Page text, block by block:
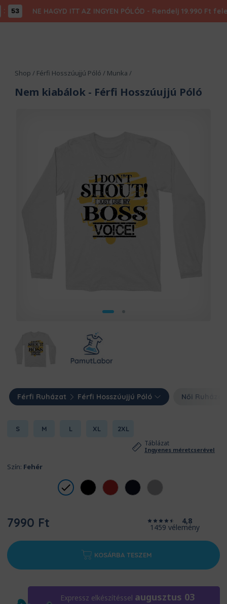
53 NE HAGYD ITT AZ INGYEN PÓLÓD - Rendelj 19.990 Ft
Shop / Férfi Hosszúujjú Póló / Munka /
Nem kiabálok - Férfi Hosszúujjú Póló
Férfi Ruházat Férfi Hosszúujjú Póló Női Ruházat
S M L XL 2XL
Táblázat
Ingyenes méretcserével
Szín: Fehér
7990 Ft 4,8
1459 vélemény
KOSÁRBA TESZEM
Expressz elkészítéssel augusztus 03